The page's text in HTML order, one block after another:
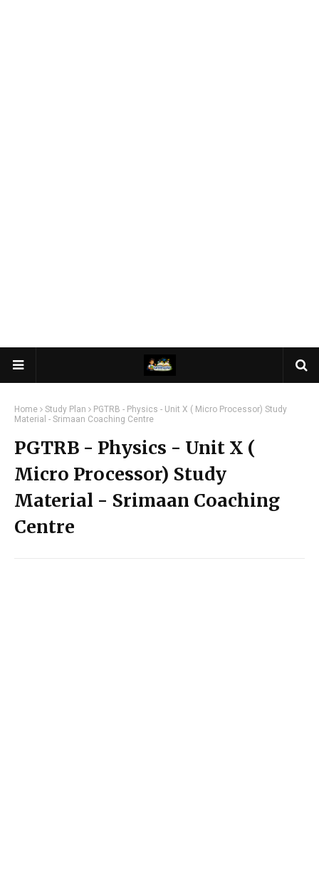
Home Study Plan
PGTRB - Physics - Unit X ( Micro Processor) Study
Material - Srimaan Coaching Centre
PGTRB - Physics - Unit X (
Micro Processor) Study
Material - Srimaan Coaching
Centre